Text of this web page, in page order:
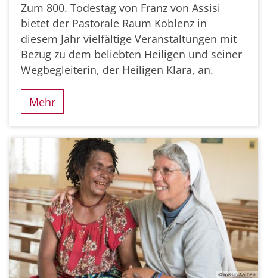
Zum 800. Todestag von Franz von Assisi
bietet der Pastorale Raum Koblenz in
diesem Jahr vielfältige Veranstaltungen mit
Bezug zu dem beliebten Heiligen und seiner
Wegbegleiterin, der Heiligen Klara, an.
Mehr
© missio Aachen